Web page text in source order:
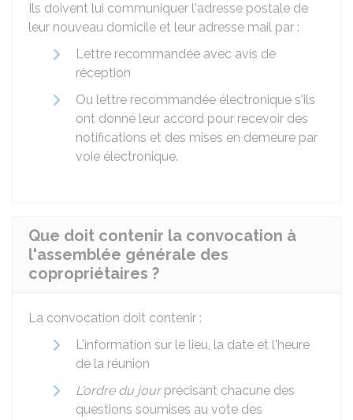
Ils doivent lui communiquer l'adresse postale de
leur nouveau domicile et leur adresse mail par :
Lettre recommandée avec avis de
réception
Ou lettre recommandée électronique s'ils
ont donné leur accord pour recevoir des
notifications et des mises en demeure par
voie électronique.
Que doit contenir la convocation à
l'assemblée générale des
copropriétaires ?
La convocation doit contenir :
L'information sur le lieu, la date et l'heure
de la réunion
L'ordre du jourprécisant chacune des
questions soumises au vote des